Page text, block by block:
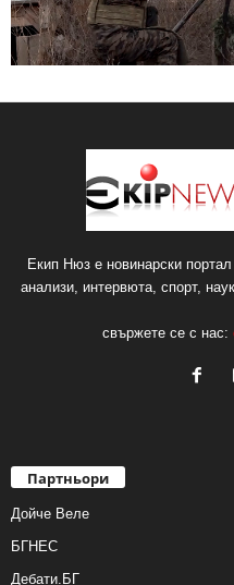
Екип Нюз е новинарски
анализи, интервюта, спорт,
свържете се с нас:
Партньори
Дойче Веле
БГНЕС
Дебати.БГ